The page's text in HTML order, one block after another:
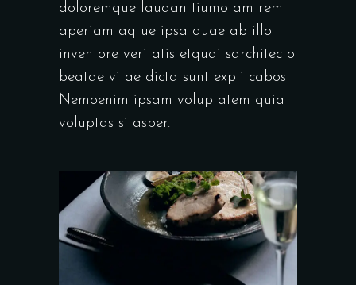
doloremque laudan tiumotam rem
aperiam aq ue ipsa quae ab illo
inventore veritatis etquai sarchitecto
beatae vitae dicta sunt expli cabos
Nemoenim ipsam voluptatem quia
voluptas sitasper.